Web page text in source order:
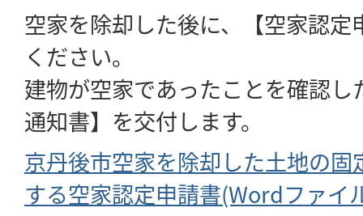
空家を除却した後に、【空家認定
ください。
建物が空家であったことを確認し
通知書】を交付します。
京丹後市空家を除却した土地の
する空家認定申請書(Wordファイ